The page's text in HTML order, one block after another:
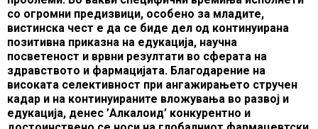
со огромни предизвици, особено за младите,
вистинска чест е да се биде дел од континуирана
позитивна приказна на едукација, научна
посветеност и врвни резултати во сферата на
здравството и фармацијата. Благодарение на
високата селективност при ангажирањето стручен
кадар и на континуираните вложувања во развој и
едукација, денес ’Алкалоид’ конкурентно и